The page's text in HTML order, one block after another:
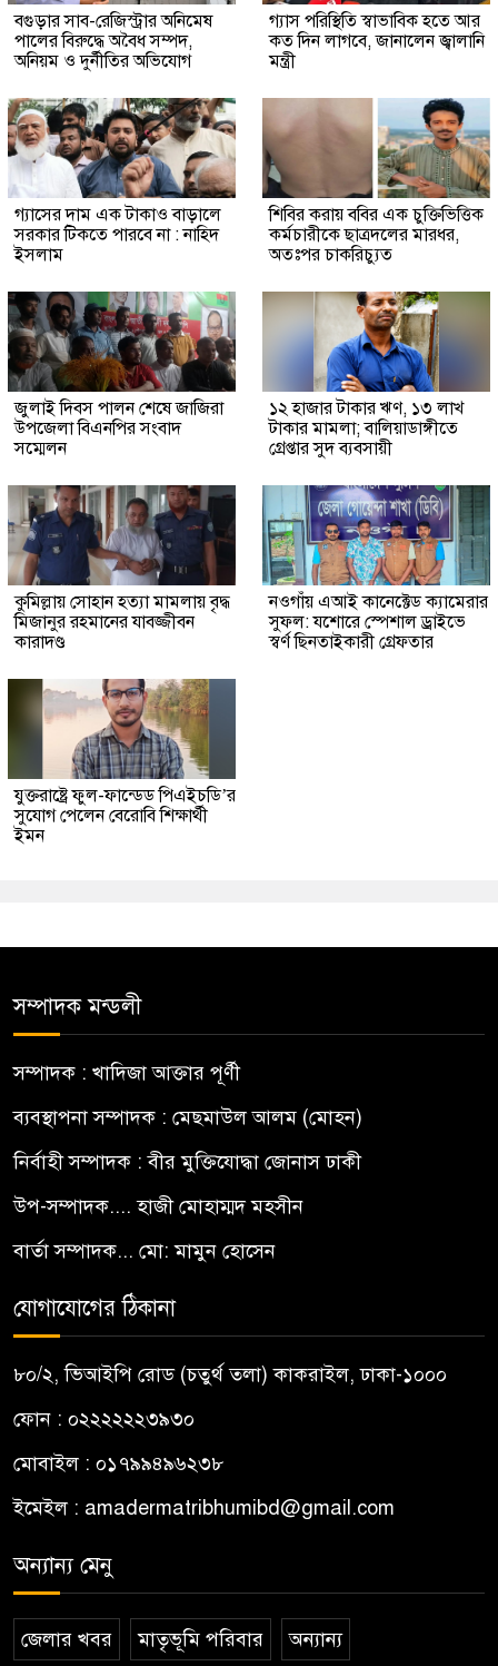
বগুড়ার সাব-রেজিস্ট্রার অনিমেষ
পালের বিরুদ্ধে অবৈধ সম্পদ,
অনিয়ম ও দুর্নীতির অভিযোগ
গ্যাস পরিস্থিতি স্বাভাবিক হতে আর
কত দিন লাগবে, জানালেন জ্বালানি
মন্ত্রী
গ্যাসের দাম এক টাকাও বাড়ালে
সরকার টিকতে পারবে না : নাহিদ
ইসলাম
শিবির করায় ববির এক চুক্তিভিত্তিক
কর্মচারীকে ছাত্রদলের মারধর,
অতঃপর চাকরিচ্যুত
জুলাই দিবস পালন শেষে জাজিরা
উপজেলা বিএনপির সংবাদ
সম্মেলন
১২ হাজার টাকার ঋণ, ১৩ লাখ
টাকার মামলা; বালিয়াডাঙ্গীতে
গ্রেপ্তার সুদ ব্যবসায়ী
কুমিল্লায় সোহান হত্যা মামলায় বৃদ্ধ
মিজানুর রহমানের যাবজ্জীবন
কারাদণ্ড
নওগাঁয় এআই কানেক্টেড ক্যামেরার
সুফল: যশোরে স্পেশাল ড্রাইভে
স্বর্ণ ছিনতাইকারী গ্রেফতার
যুক্তরাষ্ট্রে ফুল-ফান্ডেড পিএইচডি’র
সুযোগ পেলেন বেরোবি শিক্ষার্থী
ইমন
সম্পাদক মন্ডলী
সম্পাদক : খাদিজা আক্তার পূর্ণী
ব্যবস্থাপনা সম্পাদক : মেছমাউল আলম (মোহন)
নির্বাহী সম্পাদক : বীর মুক্তিযোদ্ধা জোনাস ঢাকী
উপ-সম্পাদক.... হাজী মোহাম্মদ মহসীন
বার্তা সম্পাদক... মো: মামুন হোসেন
যোগাযোগের ঠিকানা
৮০/২, ভিআইপি রোড (চতুর্থ তলা) কাকরাইল, ঢাকা-১০০০
ফোন : ০২২২২২২৩৯৩০
মোবাইল : ০১৭৯৯৪৯৬২৩৮
ইমেইল : amadermatribhumibd@gmail.com
অন্যান্য মেনু
জেলার খবর মাতৃভূমি পরিবার অন্যান্য